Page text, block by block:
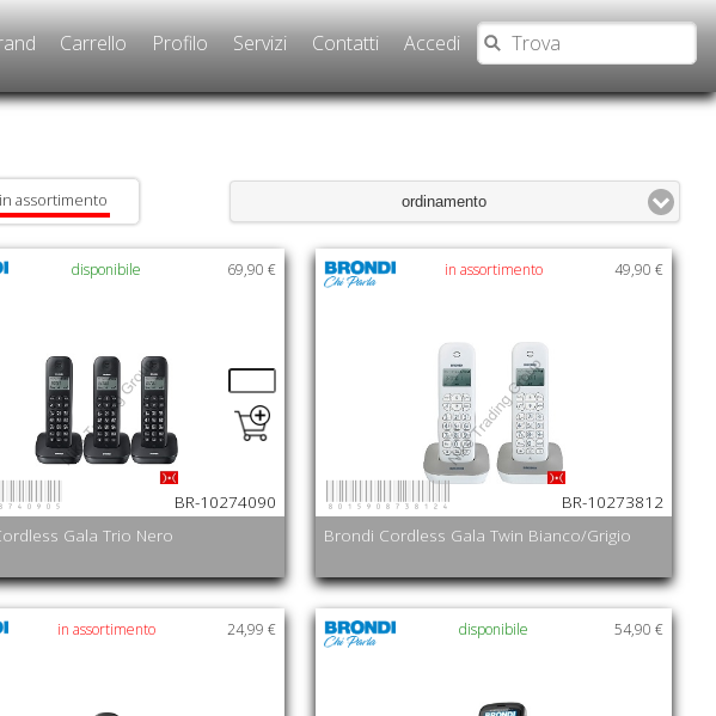
Carrello Profilo Servizi Contatti Accedi
in assortimento ordinamento
69,90 €
Gala Trio Nero
disponibile
BR-10274090
49,90 €
Brondi Cordless Gala Twin Bianco/Grigio
in assortimento
BR-10273812
8015908738124
24,99 €
in assortimento 54,90 €
disponibile